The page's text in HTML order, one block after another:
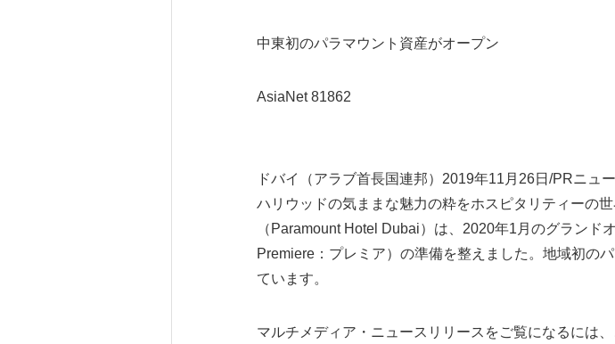
中東初のパラマウント資産がオープン
AsiaNet 81862
ドバイ（アラブ首長国連邦）2019年11月26日/PRニュ
ハリウッドの気ままな魅力の粋をホスピタリティーの
（Paramount Hotel Dubai）は、2020年1月のグラン
Premiere：プレミア）の準備を整えました。地域初の
ています。
マルチメディア・ニュースリリースをご覧になるには